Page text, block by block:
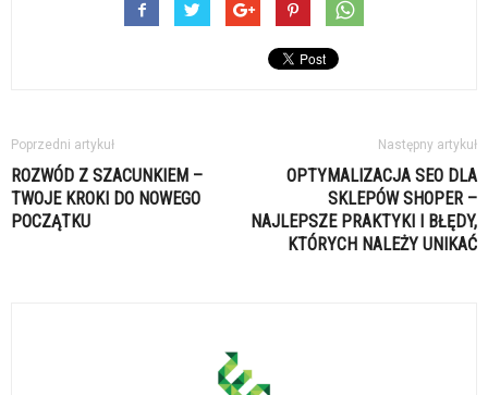
Poprzedni artykuł
ROZWÓD Z SZACUNKIEM –
TWOJE KROKI DO NOWEGO
POCZĄTKU
Następny artykuł
OPTYMALIZACJA SEO DLA
SKLEPÓW SHOPER –
NAJLEPSZE PRAKTYKI I BŁĘDY,
KTÓRYCH NALEŻY UNIKAĆ